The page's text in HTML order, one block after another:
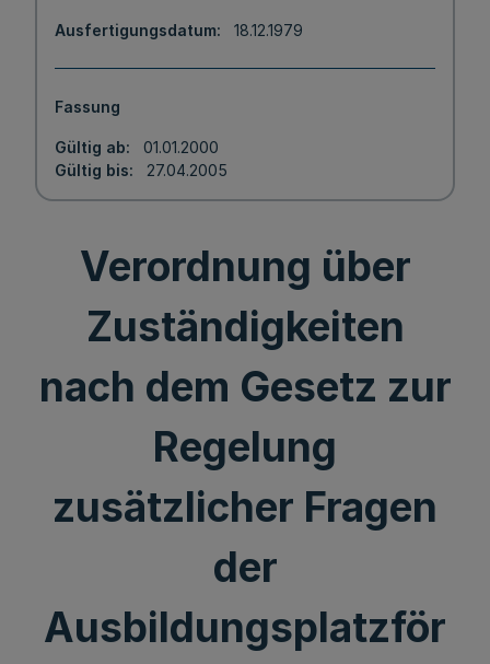
Ausfertigungsdatum 18.12.1979
Fassung
Gültig ab
01.01.2000
Gültig bis
27.04.2005
Verordnung über
Zuständigkeiten
nach dem Gesetz zur
Regelung
zusätzlicher Fragen
der
Ausbildungsplatzför